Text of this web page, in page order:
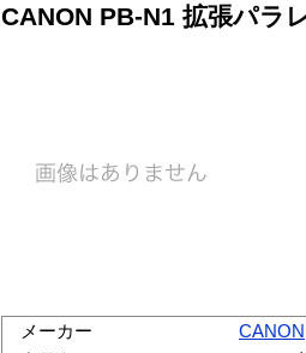
CANON PB-N1 拡張パラ
メーカー
CANON